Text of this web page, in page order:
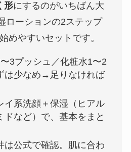
形にするのがいちばん大
ローションの2ステップ
めやすいセットです。
3プッシュ／化粧水1〜2
は少なめ→足りなければ
イ系洗顔＋保湿（ヒアル
ドなど）で、基本をまと
は公式で確認。肌に合わ